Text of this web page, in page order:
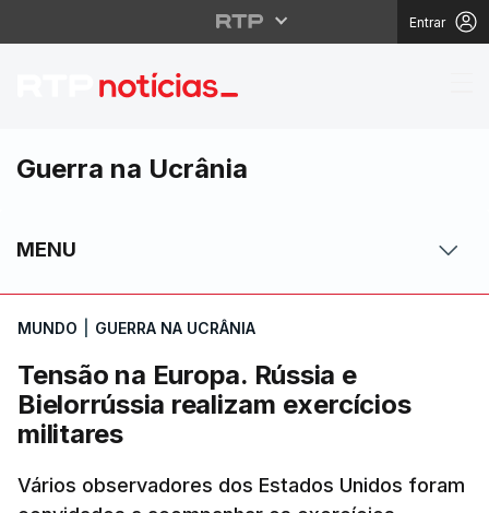
Entrar
Tensão na Europa.
Guerra na Ucrânia
MENU
MUNDO GUERRA NA UCRÂNIA
Tensão na Europa. Rússia e
Bielorrússia realizam exercícios
militares
Vários observadores dos Estados Unidos foram